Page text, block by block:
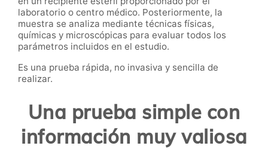
laboratorio o centro médico. Posteriormente, la
muestra se analiza mediante técnicas físicas,
químicas y microscópicas para evaluar todos los
parámetros incluidos en el estudio.
Es una prueba rápida, no invasiva y sencilla de
realizar.
Una prueba simple con
información muy valiosa